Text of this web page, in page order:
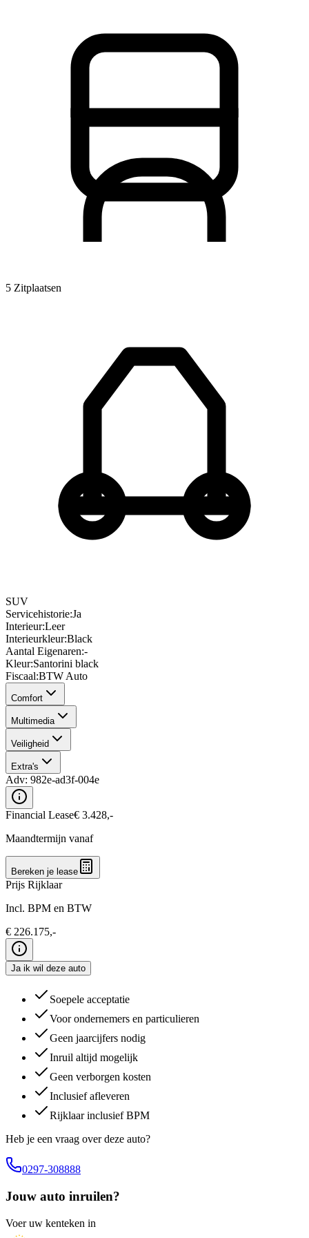
5 Zitplaatsen
SUV
Servicehistorie:Ja
Interieur:Leer
Interieurkleur:Black
Aantal Eigenaren:-
Kleur:Santorini black
Fiscaal:BTW Auto
Comfort
Multimedia
Veiligheid
Extra's
Adv: 982e-ad3f-004e
Financial Lease€ 3.428,-
Maandtermijn vanaf
Bereken je lease
Prijs Rijklaar
Incl. BPM en BTW
€ 226.175,-
Ja ik wil deze auto
Soepele acceptatie
Voor ondernemers en particulieren
Geen jaarcijfers nodig
Inruil altijd mogelijk
Geen verborgen kosten
Inclusief afleveren
Rijklaar inclusief BPM
Heb je een vraag over deze auto?
0297-308888
Jouw auto inruilen?
Voer uw kenteken in